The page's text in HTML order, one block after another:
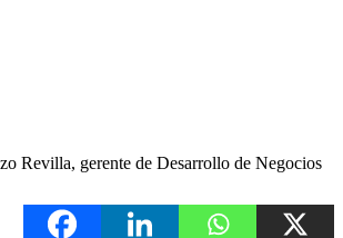
Revilla, gerente de Desarrollo de Negocios